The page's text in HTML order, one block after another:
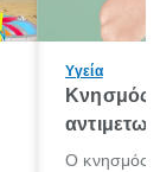
Υγεία
Κνησμός:
Ο κνησμός